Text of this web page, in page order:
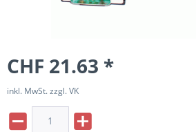
CHF 21.63 *
inkl. MwSt. zzgl. VK